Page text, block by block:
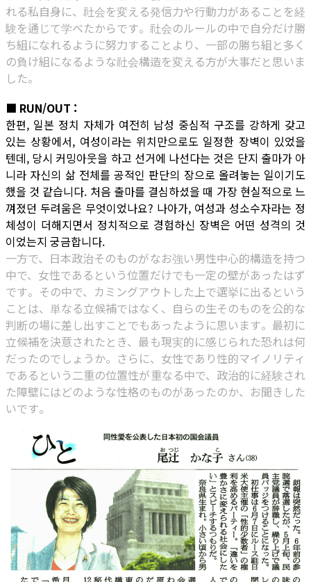
れる私自身に、社会を変える発信力や行動力があることを経
験を通じて学べたからです。社会のルールの中で自分だけ勝
ち組になれるように努力することより、一部の勝ち組と多く
の負け組になるような社会構造を変える方が大事だと思いま
した。
■ RUN/OUT :
한편, 일본 정치 자체가 여전히 남성 중심적 구조를 강하게 갖고
있는 상황에서, 여성이라는 위치만으로도 일정한 장벽이 있었을
텐데, 당시 커밍아웃을 하고 선거에 나선다는 것은 단지 출마가 아
니라 자신의 삶 전체를 공적인 판단의 장으로 올려놓는 일이기도
했을 것 같습니다. 처음 출마를 결심하셨을 때 가장 현실적으로 느
껴졌던 두려움은 무엇이었나요? 나아가, 여성과 성소수자라는 정
체성이 더해지면서 정치적으로 경험하신 장벽은 어떤 성격의 것
이었는지 궁금합니다.
一方で、日本政治そのものがなお強い男性中心的構造を持つ
中で、女性であるという位置だけでも一定の壁があったはず
です。その中で、カミングアウトした上で選挙に出るという
ことは、単なる立候補ではなく、自らの生そのものを公的な
判断の場に差し出すことでもあったように思います。最初に
立候補を決意されたとき、最も現実的に感じられた恐れは何
だったのでしょうか。さらに、女性であり性的マイノリティ
であるという二重の位置性が重なる中で、政治的に経験され
た障壁にはどのような性格のものがあったのか、お聞きした
いです。